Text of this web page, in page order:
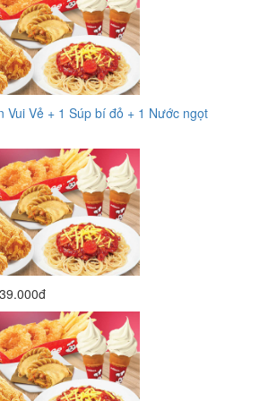
Vui Vẻ + 1 Súp bí đỏ + 1 Nước ngọt